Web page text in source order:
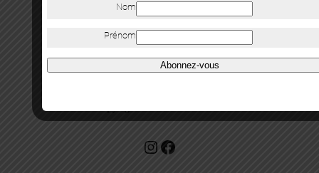
Check our photos on Instagram ! Facebook
Nom
Prénom
Abonnez-vous